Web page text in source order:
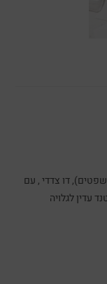
עם משפטי השראה, 16 גלויות (32 משפטים), דו צדדי , עם
עדין לגלויה